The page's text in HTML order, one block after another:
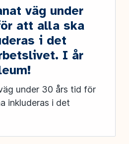
väg under
att alla ska
i det
I år
under 30 års tid för
inkluderas i det